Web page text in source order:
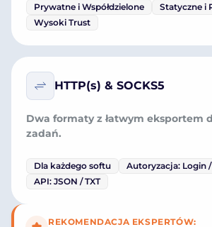
Prywatne i Współdzielone
Statyczne i
Wysoki Trust
HTTP(s) & SOCKS5
Dwa formaty z łatwym eksportem
zadań.
Dla każdego softu
Autoryzacja: Login
API: JSON / TXT
REKOMENDACJA EKSPERTÓW: